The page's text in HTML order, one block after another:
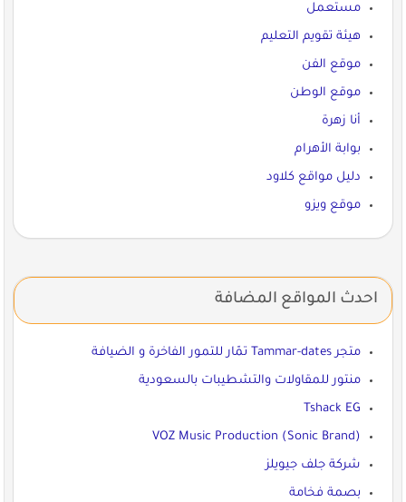
مستعمل
هيئة تقويم التعليم
موقع الفن
موقع الوطن
أنا زهرة
بوابة الأهرام
دليل مواقع كلاود
موقع ويزو
احدث المواقع المضافة
متجر Tammar-dates تمّار للتمور الفاخرة و الضيافة
منتور للمقاولات والتشطيبات بالسعودية
Tshack EG
VOZ Music Production (Sonic Brand)
شركة جلف جيويلز
بصمة فخامة